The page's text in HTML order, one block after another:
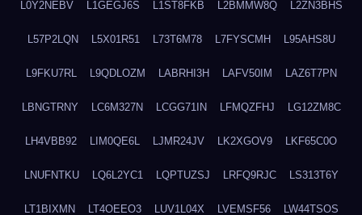
L0Y2NEBV L1GEGJ6S L1ST8FKB L2BMMW8Q L2ZN3BHS
L57P2LQN L5X01R51 L73T6M78 L7FYSCMH L95AHS8U
L9FKU7RL L9QDLOZM LABRHI3H LAFV50IM LAZ6T7PN
LBNGTRNY LC6M327N LCGG71IN LFMQZFHJ LG12ZM8C
LH4VBB92 LIM0QE6L LJMR24JV LK2XGOV9 LKF65C0O
LNUFNTKU LQ6L2YC1 LQPTUZSJ LRFQ9RJC LS313T6Y
LT1BIXMN LT4OEEO3 LUV1L04X LVEMSF56 LW44TSOS